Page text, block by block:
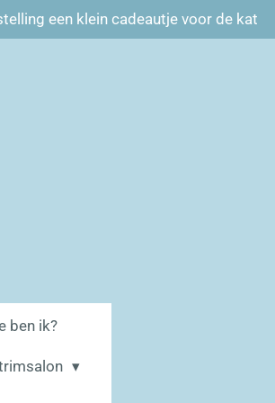
een klein cadeautje voor de kat
ben ik?